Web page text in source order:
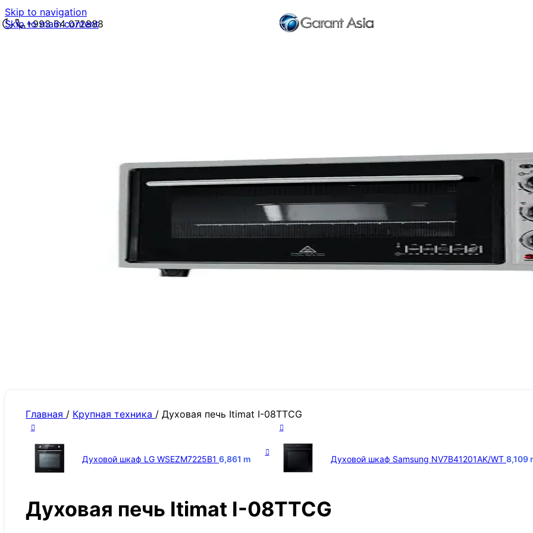
Skip to navigation
Skip to main content
+993 64 072888
Главная / Крупная техника / Духовая печь Itimat I-08TTCG
Духовой шкаф LG WSEZM7225B1 6,861 m Духовой шкаф Samsung NV7B41201AK/WT 8,109
Духовая печь Itimat I-08TTCG